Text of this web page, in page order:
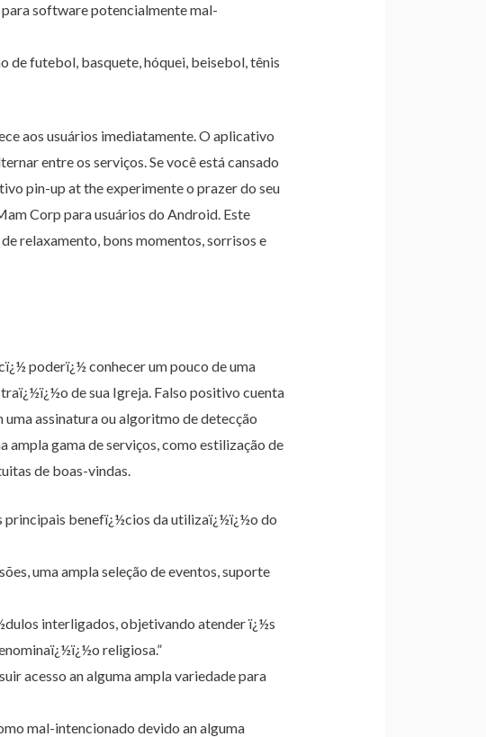
software potencialmente mal-
de futebol, basquete, hóquei, beisebol, tênis
aos usuários imediatamente. O aplicativo
entre os serviços. Se você está cansado
pin-up at the experimente o prazer do seu
Corp para usuários do Android. Este
relaxamento, bons momentos, sorrisos e
poderï¿½ conhecer um pouco de uma
de sua Igreja. Falso positivo cuenta
assinatura ou algoritmo de detecção
gama de serviços, como estilização de
de boas-vindas.
principais benefï¿½cios da utilizaï¿½ï¿½o do
uma ampla seleção de eventos, suporte
interligados, objetivando atender ï¿½s
religiosa.”
acesso an alguma ampla variedade para
mal-intencionado devido an alguma